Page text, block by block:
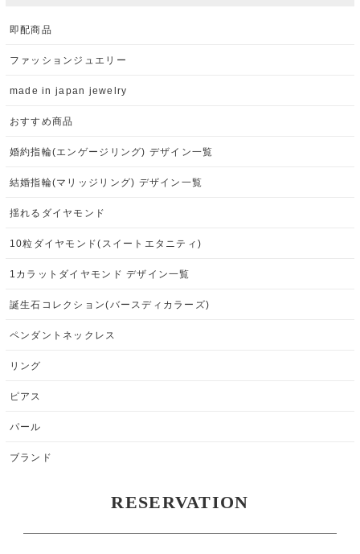
即配商品
ファッションジュエリー
made in japan jewelry
おすすめ商品
婚約指輪(エンゲージリング) デザイン一覧
結婚指輪(マリッジリング) デザイン一覧
揺れるダイヤモンド
10粒ダイヤモンド(スイートエタニティ)
1カラットダイヤモンド デザイン一覧
誕生石コレクション(バースディカラーズ)
ペンダントネックレス
リング
ピアス
パール
ブランド
RESERVATION